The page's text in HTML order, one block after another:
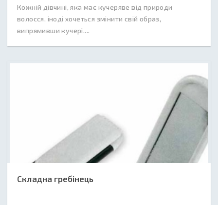
Кожній дівчині, яка має кучеряве від природи
волосся, іноді хочеться змінити свій образ,
випрямивши кучері....
Складна гребінець